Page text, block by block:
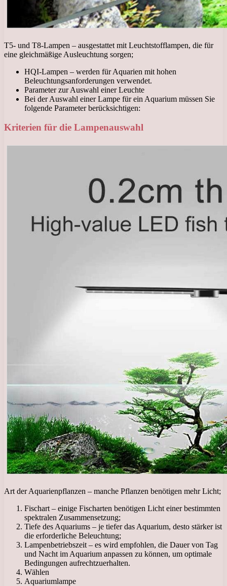
T5- und T8-Lampen – ausgestattet mit Leuchtstofflampen, die für
eine gleichmäßige Ausleuchtung sorgen;
HQI-Lampen – werden für Aquarien mit hohen
Beleuchtungsanforderungen verwendet.
Parameter zur Auswahl einer Leuchte
Bei der Auswahl einer Lampe für ein Aquarium müssen Sie
folgende Parameter berücksichtigen:
Kriterien für die Lampenauswahl
Art der Aquarienpflanzen – manche Pflanzen benötigen mehr Licht;
Fischart – einige Fischarten benötigen Licht einer bestimmten
spektralen Zusammensetzung;
Tiefe des Aquariums – je tiefer das Aquarium, desto stärker ist
die erforderliche Beleuchtung;
Lampenbetriebszeit – es wird empfohlen, die Dauer von Tag
und Nacht im Aquarium anpassen zu können, um optimale
Bedingungen aufrechtzuerhalten.
Wählen
Aquariumlampe